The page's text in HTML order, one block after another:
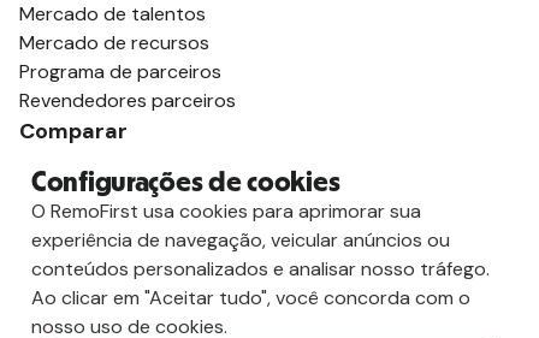
Mercado de talentos
Mercado de recursos
Programa de parceiros
Revendedores parceiros
Comparar
vs. Remoto
vs. Oyster
vs. Multiplicador
Configurações de cookies
O RemoFirst usa cookies para aprimorar sua
experiência de navegação, veicular anúncios ou
conteúdos personalizados e analisar nosso tráfego.
Ao clicar em "Aceitar tudo", você concorda com o
nosso uso de cookies.